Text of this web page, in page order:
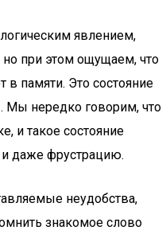
явлением,
при этом ощущаем, что
памяти. Это состояние
Мы нередко говорим, что
и такое состояние
даже фрустрацию.
неудобства,
знакомое слово